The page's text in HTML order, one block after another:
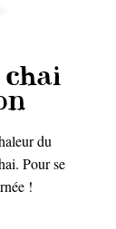
du
Pour se
!